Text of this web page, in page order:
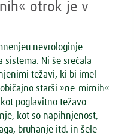
otrok je v
nevrologinje
sistema. Ni še srečala
težavi, ki bi imel
starši »ne-mirnih«
poglavitno težavo
kot so napihnjenost,
bruhanje itd. in šele